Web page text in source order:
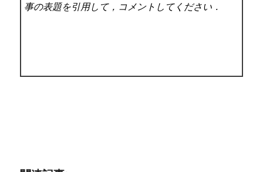
事の表題を引用して，コメントしてください．